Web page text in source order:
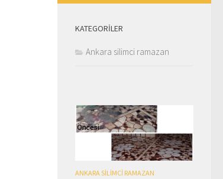
KATEGORILER
Ankara silimci ramazan
ANKARA SILIMCI RAMAZAN